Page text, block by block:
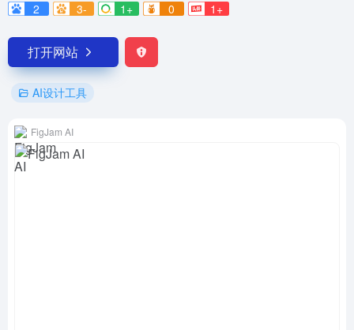
2
3- 1+ 0 1+
打开网站
AI设计工具
FigJam AI